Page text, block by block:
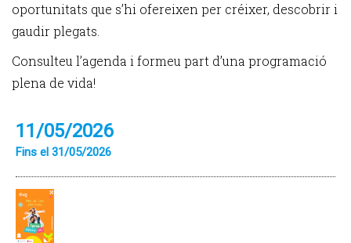
oportunitats que s’hi ofereixen per créixer, descobrir i
gaudir plegats.
Consulteu l’agenda i formeu part d’una programació
plena de vida!
11/05/2026
Fins el 31/05/2026